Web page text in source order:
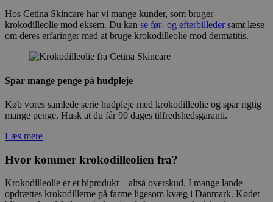
Hos Cetina Skincare har vi mange kunder, som bruger
krokodilleolie mod eksem. Du kan se før- og efterbilledersamt læse
om deres erfaringer med at bruge krokodilleolie mod dermatitis.
Spar mange penge på hudpleje
Køb vores samlede serie hudpleje med krokodilleolie og spar rigtig
mange penge. Husk at du får 90 dages tilfredshedsgaranti.
Læs mere
Hvor kommer krokodilleolien fra?
Krokodilleolie er et biprodukt – altså overskud. I mange lande
opdrættes krokodillerne på farme ligesom kvæg i Danmark. Kødet